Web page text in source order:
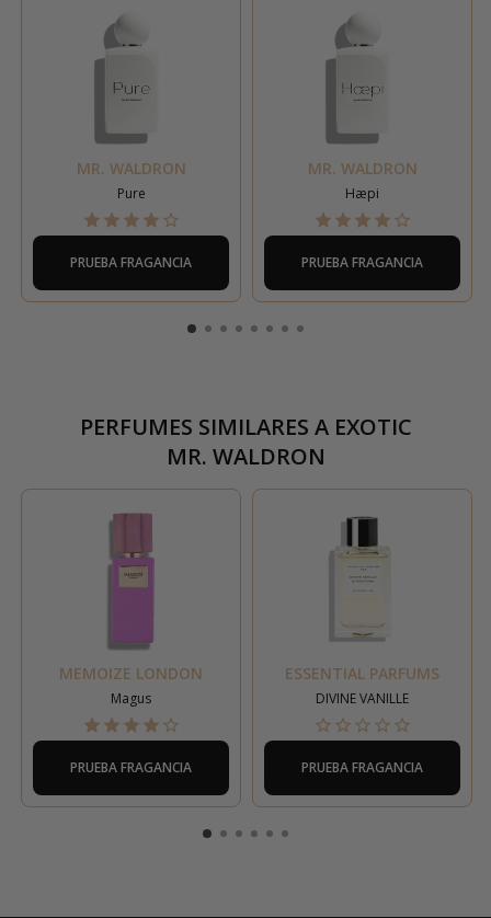
MR. WALDRON
Pure
PRUEBA FRAGANCIA
MR. WALDRON
Hæpi
PRUEBA FRAGANCIA
PERFUMES SIMILARES AEXOTIC
MR. WALDRON
MEMOIZE LONDON
Magus
PRUEBA FRAGANCIA
ESSENTIAL PARFUMS
DIVINE VANILLE
PRUEBA FRAGANCIA